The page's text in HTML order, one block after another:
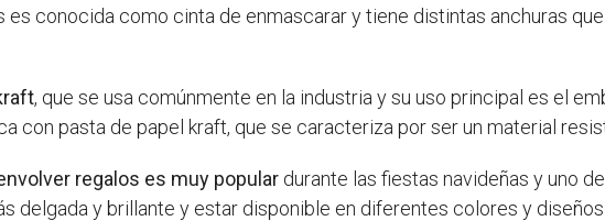
es conocida como cinta de enmascarar y tiene distintas anchuras
, que se usa comúnmente en la industria y su uso principal es el
con pasta de papel kraft, que se caracteriza por ser un material
regalos es muy popular durante las fiestas navideñas y uno
delgada y brillante y estar disponible en diferentes colores y